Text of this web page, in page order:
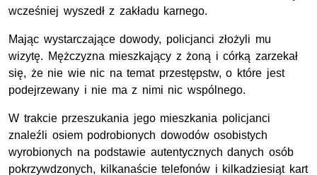
wcześniej wyszedł z zakładu karnego.
Mając wystarczające dowody, policjanci złożyli mu
wizytę. Mężczyzna mieszkający z żoną i córką zarzekał
się, że nie wie nic na temat przestępstw, o które jest
podejrzewany i nie ma z nimi nic wspólnego.
W trakcie przeszukania jego mieszkania policjanci
znaleźli osiem podrobionych dowodów osobistych
wyrobionych na podstawie autentycznych danych osób
pokrzywdzonych, kilkanaście telefonów i kilkadziesiąt kart